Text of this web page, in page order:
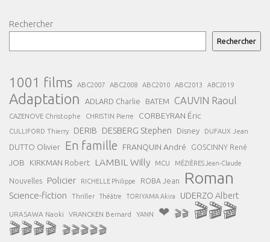
Rechercher
Rechercher
1001 films ABC2007 ABC2008 ABC2010 ABC2013 ABC2019
Adaptation ADLARD Charlie BATEM CAUVIN Raoul
CAZENOVE Christophe CHRISTIN Pierre CORBEYRAN Éric
CULLIFORD Thierry DERIB DESBERG Stephen Disney DUFAUX Jean
DUTTO Olivier En famille FRANQUIN André GOSCINNY René
JOB KIRKMAN Robert LAMBIL Willy MCU MÉZIÈRES Jean-Claude
Nouvelles Policier RICHELLE Philippe ROBA Jean Roman
Science-fiction Thriller Théâtre TORIYAMA Akira UDERZO Albert
URASAWA Naoki VRANCKEN Bernard YANN ❤ 🎬🎬 🎬🎬🎬
🎬🎬🎬🎬 🎬🎬🎬🎬🎬